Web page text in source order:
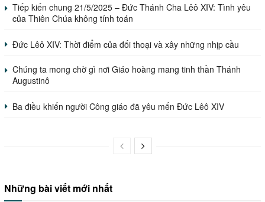
Tiếp kiến chung 21/5/2025 – Đức Thánh Cha Lêô XIV: Tình yêu
của Thiên Chúa không tính toán
Đức Lêô XIV: Thời điểm của đối thoại và xây những nhịp cầu
Chúng ta mong chờ gì nơi Giáo hoàng mang tinh thần Thánh
Augustinô
Ba điều khiến người Công giáo đã yêu mến Đức Lêô XIV
Những bài viết mới nhất